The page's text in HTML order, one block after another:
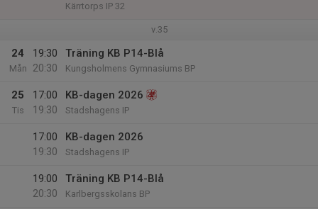
Kärrtorps IP 32
v.35
24
Mån
19:30
20:30
Träning KB P14-Blå
Kungsholmens Gymnasiums BP
25
Tis
17:00
19:30
KB-dagen 2026
Stadshagens IP
17:00
19:30
KB-dagen 2026
Stadshagens IP
19:00
20:30
Träning KB P14-Blå
Karlbergsskolans BP